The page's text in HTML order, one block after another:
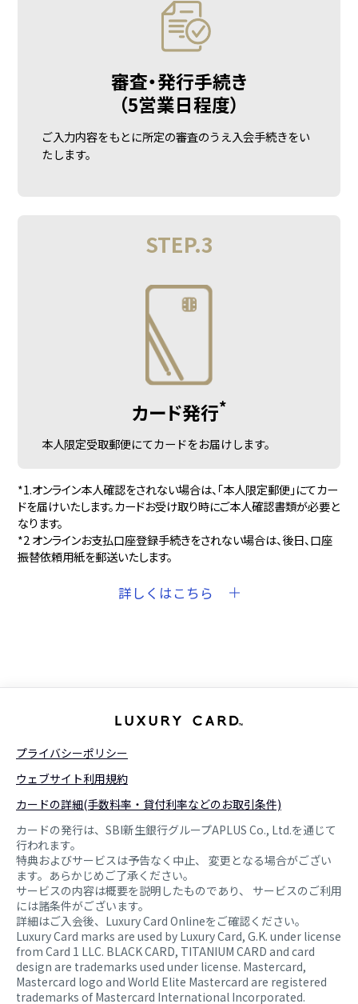
審査・発行手続き
（5営業日程度）
ご入力内容をもとに所定の審査のうえ入会手続きをい
たします。
STEP.3
カード発行*
本人限定受取郵便にてカードをお届けします。
*1.オンライン本人確認をされない場合は、「本人限定郵便」にてカー
ドを届けいたします。カードお受け取り時にご本人確認書類が必要と
なります。
*2 オンラインお支払口座登録手続きをされない場合は、後日、口座
振替依頼用紙を郵送いたします。
詳しくはこちら
プライバシーポリシー
ウェブサイト利用規約
カードの詳細(手数料率・貸付利率などのお取引条件)
カードの発行は、SBI新生銀行グループAPLUS Co., Ltd.を通じて
行われます。
特典およびサービスは予告なく中止、 変更となる場合がござい
ます。あらかじめご了承ください。
サービスの内容は概要を説明したものであり、 サービスのご利用
には諸条件がございます。
詳細はご入会後、Luxury Card Onlineをご確認ください。
Luxury Card marks are used by Luxury Card, G.K. under license
from Card 1 LLC. BLACK CARD, TITANIUM CARD and card
design are trademarks used under license. Mastercard,
Mastercard logo and World Elite Mastercard are registered
trademarks of Mastercard International Incorporated.